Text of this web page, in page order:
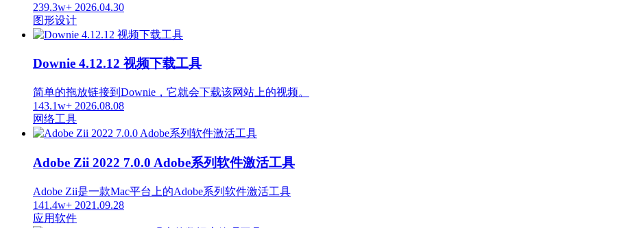
239.3w+ 2026.04.30
图形设计
Downie 4.12.12 视频下载工具
简单的拖放链接到Downie，它就会下载该网站上的视频。
143.1w+ 2026.08.08
网络工具
Adobe Zii 2022 7.0.0 Adobe系列软件激活工具
Adobe Zii是一款Mac平台上的Adobe系列软件激活工具
141.4w+ 2021.09.28
应用软件